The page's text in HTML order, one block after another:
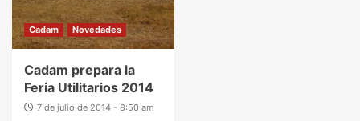
Cadam Novedades
Cadam prepara la
Feria Utilitarios 2014
7 de julio de 2014 - 8:50 am